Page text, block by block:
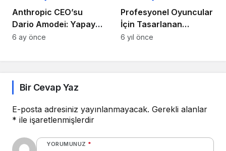
Anthropic CEO’su
Dario Amodei: Yapay
zeka yıkım ve kölelik
6 ay önce
Profesyonel Oyuncular
İçin Tasarlanan
Bilgisayar Tanıtıldı!
6 yıl önce
Bir Cevap Yaz
E-posta adresiniz yayınlanmayacak. Gerekli alanlar
* ile işaretlenmişlerdir
YORUMUNUZ *